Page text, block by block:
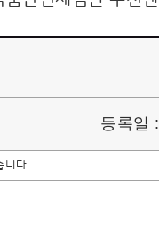
등록일
니다